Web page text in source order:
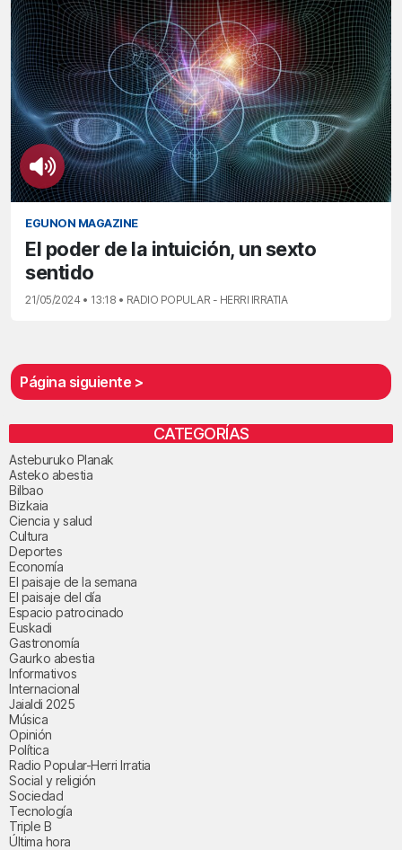
EGUNON MAGAZINE
El poder de la intuición, un sexto
sentido
21/05/2024 • 13:18 • RADIO POPULAR - HERRI IRRATIA
Página siguiente >
CATEGORÍAS
Asteburuko Planak
Asteko abestia
Bilbao
Bizkaia
Ciencia y salud
Cultura
Deportes
Economía
El paisaje de la semana
El paisaje del día
Espacio patrocinado
Euskadi
Gastronomía
Gaurko abestia
Informativos
Internacional
Jaialdi 2025
Música
Opinión
Política
Radio Popular-Herri Irratia
Social y religión
Sociedad
Tecnología
Triple B
Última hora